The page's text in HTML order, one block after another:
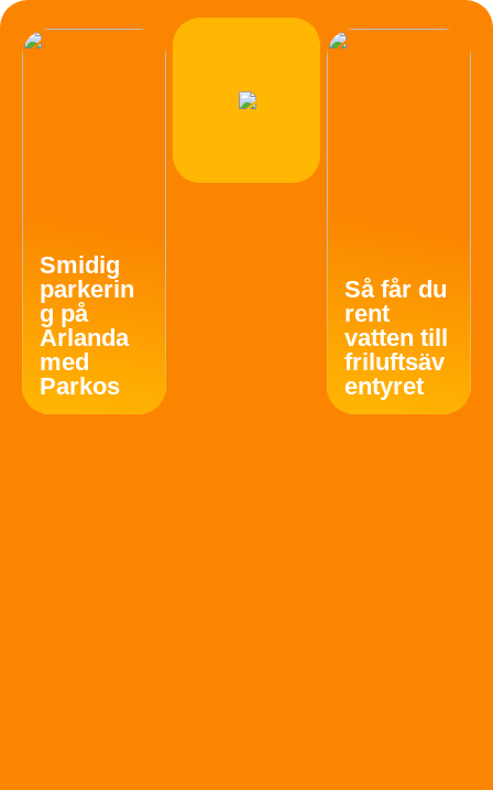
Smidig
parkerin
g på
Arlanda
med
Parkos
Så får du
rent
vatten till
friluftsäv
entyret